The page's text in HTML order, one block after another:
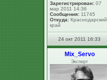
Зарегистрирован: 07
мар 2011 14:36
Сообщения: 11745
Откуда: Краснодарский
край
24 окт 2011 16:33
Mix_Servo
Эксперт